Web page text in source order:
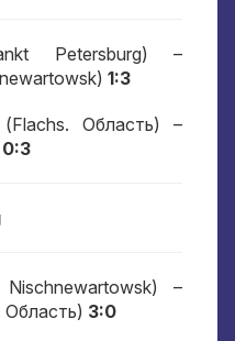
Petersburg) –
1:3
(Flachs. Область) –
0:3
–
Область) 3:0